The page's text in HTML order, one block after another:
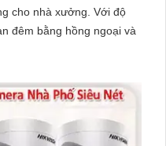
nhà xưởng. Với độ
đêm bằng hồng ngoại và